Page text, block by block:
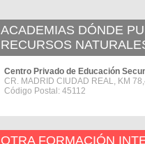
ACADEMIAS DÓNDE
RECURSOS
Centro Privado de Educación
CR. MADRID CIUDAD REAL, KM
Código Postal: 45112
OTRA FORMACIÓN